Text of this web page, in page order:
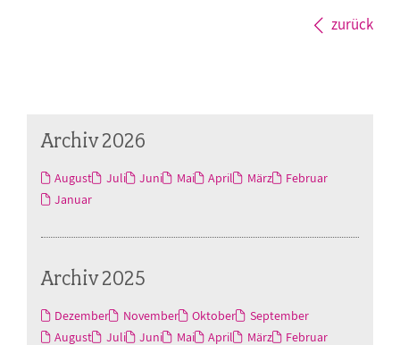
zurück
Archiv 2026
August Juli Juni Mai April März
Februar
Januar
Archiv 2025
Dezember November Oktober
September
August
Juli Juni Mai April März
Februar